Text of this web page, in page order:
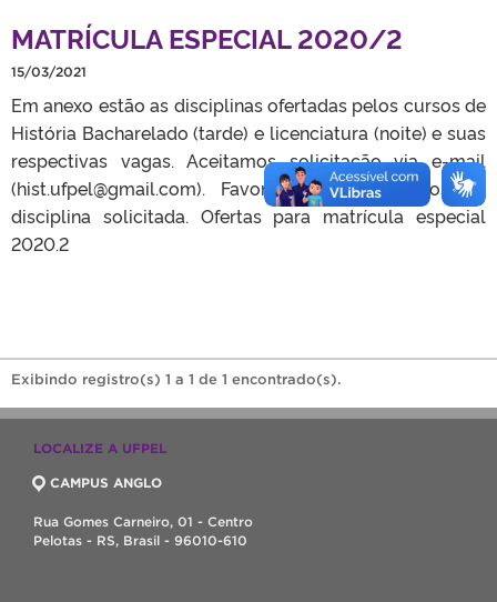
TELEFONES
MATRÍCULA ESPECIAL 2020/2
15/03/2021
Em anexo estão as disciplinas ofertadas pelos cursos de
História Bacharelado (tarde) e licenciatura (noite) e suas
respectivas vagas. Aceitamos solicitação via e-mail
(hist.ufpel@gmail.com). Favor colocar os dados da
disciplina solicitada. Ofertas para matrícula especial
2020.2
Exibindo registro(s) 1 a 1 de 1 encontrado(s).
LOCALIZE A UFPEL
CAMPUS ANGLO
Rua Gomes Carneiro, 01 - Centro
Pelotas - RS, Brasil - 96010-610